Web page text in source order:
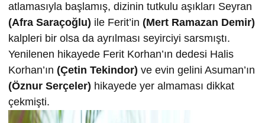
atlamasıyla başlamış, dizinin tutkulu aşıkları Seyran
(Afra Saraçoğlu) ile Ferit’in (Mert Ramazan Demir)
kalpleri bir olsa da ayrılması seyirciyi sarsmıştı.
Yenilenen hikayede Ferit Korhan’ın dedesi Halis
Korhan’ın (Çetin Tekindor) ve evin gelini Asuman’ın
(Öznur Serçeler) hikayede yer almaması dikkat
çekmişti.